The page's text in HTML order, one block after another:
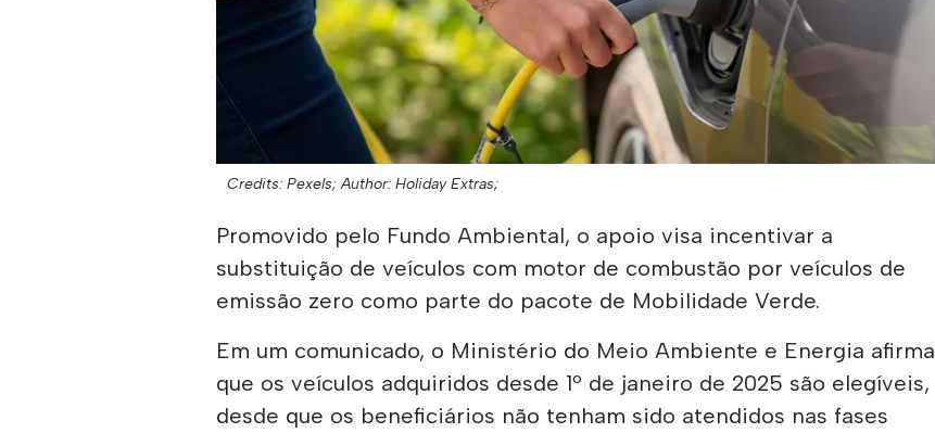
Credits: Pexels; Author: Holiday Extras;
Promovido pelo Fundo Ambiental, o apoio visa incentivar a
substituição de veículos com motor de combustão por veículos de
emissão zero como parte do pacote de Mobilidade Verde.
Em um comunicado, o Ministério do Meio Ambiente e Energia afirma
que os veículos adquiridos desde 1º de janeiro de 2025 são elegíveis,
desde que os beneficiários não tenham sido atendidos nas fases